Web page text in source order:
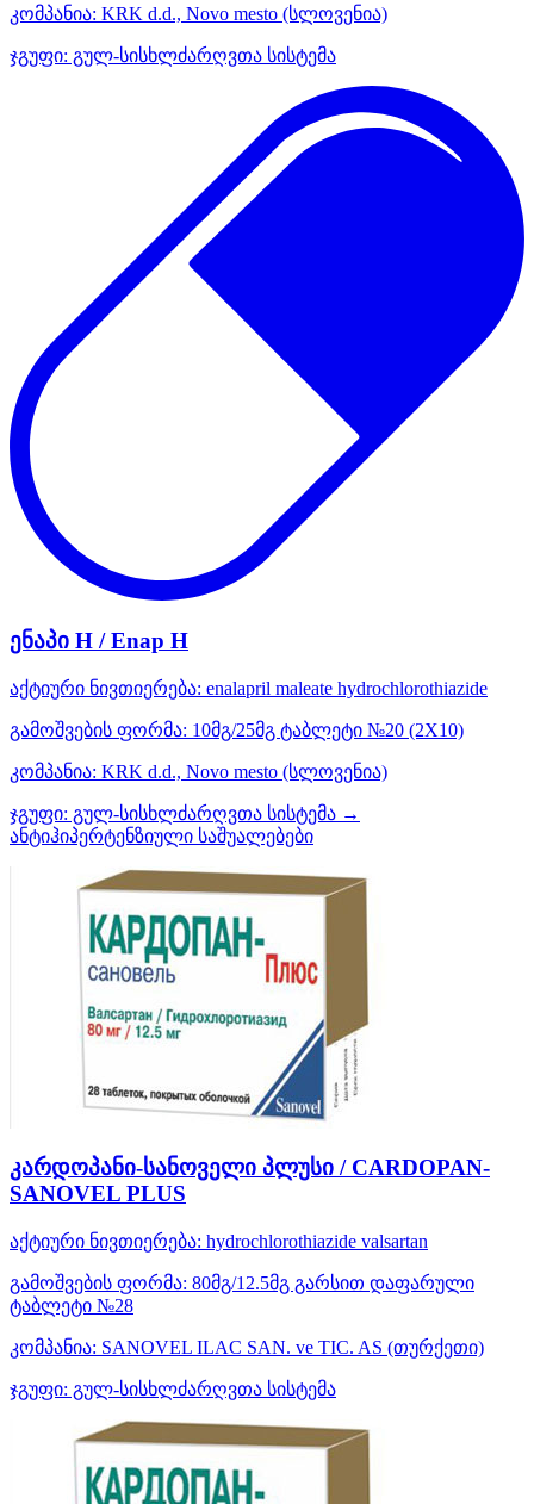
კომპანია: KRK d.d., Novo mesto (სლოვენია)
ჯგუფი: გულ-სისხლძარღვთა სისტემა
ენაპი H / Enap H
აქტიური ნივთიერება: enalapril maleate hydrochlorothiazide
გამოშვების ფორმა: 10მგ/25მგ ტაბლეტი №20 (2X10)
კომპანია: KRK d.d., Novo mesto (სლოვენია)
ჯგუფი: გულ-სისხლძარღვთა სისტემა →
ანტიჰიპერტენზიული საშუალებები
კარდოპანი-სანოველი პლუსი / CARDOPAN-
SANOVEL PLUS
აქტიური ნივთიერება: hydrochlorothiazide valsartan
გამოშვების ფორმა: 80მგ/12.5მგ გარსით დაფარული
ტაბლეტი №28
კომპანია: SANOVEL ILAC SAN. ve TIC. AS (თურქეთი)
ჯგუფი: გულ-სისხლძარღვთა სისტემა